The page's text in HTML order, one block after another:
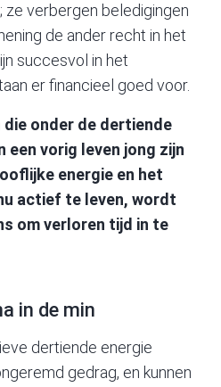
verbergen beledigingen
de ander recht in het
succesvol in het
er financieel goed voor.
onder de dertiende
een vorig leven jong zijn
energie en het
actief te leven, wordt
om verloren tijd in te
in de min
dertiende energie
gedrag, en kunnen